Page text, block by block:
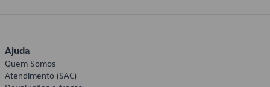
Ajuda
Quem Somos
Atendimento (SAC)